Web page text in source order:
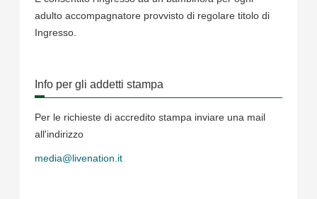
adulto accompagnatore provvisto di regolare titolo di
Ingresso.
Info per gli addetti stampa
Per le richieste di accredito stampa inviare una mail
all'indirizzo
media@livenation.it